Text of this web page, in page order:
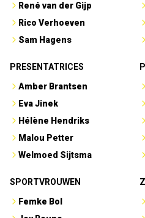
René van der Gijp
Rico Verhoeven
Sam Hagens
PRESENTATRICES
Amber Brantsen
Eva Jinek
Hélène Hendriks
Malou Petter
Welmoed Sijtsma
SPORTVROUWEN
Femke Bol